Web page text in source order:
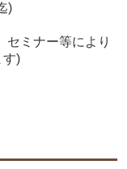
)
セミナー等により
す)